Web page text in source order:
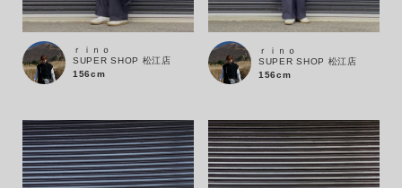
ｒｉｎｏ
SUPER SHOP 松江店
156cm
ｒｉｎｏ
SUPER SHOP 松江店
156cm